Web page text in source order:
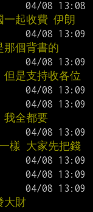
起收費 伊朗
個背書的
是支持收各位
全都要
樣 大家先把錢
大財